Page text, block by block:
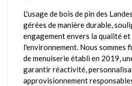
L'usage de bois de pin des
gérées de manière durable,
engagement envers la qualité
l'environnement. Nous sommes
de menuiserie établi en 2019,
garantir réactivité,
approvisionnement